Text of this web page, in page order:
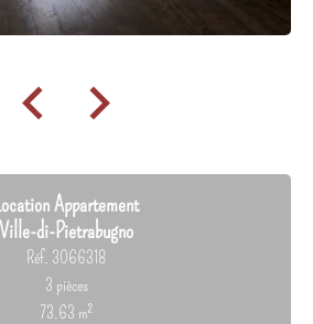
Appartement
Ville-di-Pietrabugno
Réf. 3066318
3 pièces
73.63 m²